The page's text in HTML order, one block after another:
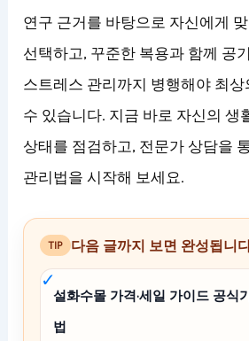
연구 근거를 바탕으로 자신에게
선택하고, 꾸준한 복용과 함께 공
스트레스 관리까지 병행해야 최
수 있습니다. 지금 바로 자신의 생
상태를 점검하고, 전문가 상담을
관리법을 시작해 보세요.
TIP 다음 글까지 보면 완성됩니
설화수몰 가격·세일 가이드 공식
법